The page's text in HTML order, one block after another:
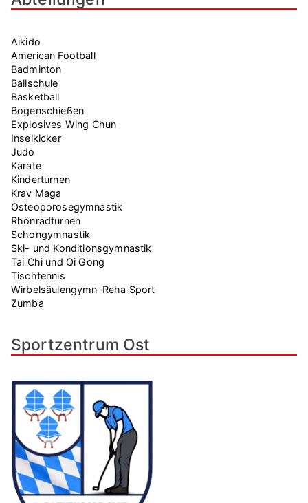
Aikido
American Football
Badminton
Ballschule
Basketball
Bogenschießen
Explosives Wing Chun
Inselkicker
Judo
Karate
Kinderturnen
Krav Maga
Osteoporosegymnastik
Rhönradturnen
Schongymnastik
Ski- und Konditionsgymnastik
Tai Chi und Qi Gong
Tischtennis
Wirbelsäulengymn-Reha Sport
Zumba
Sportzentrum Ost